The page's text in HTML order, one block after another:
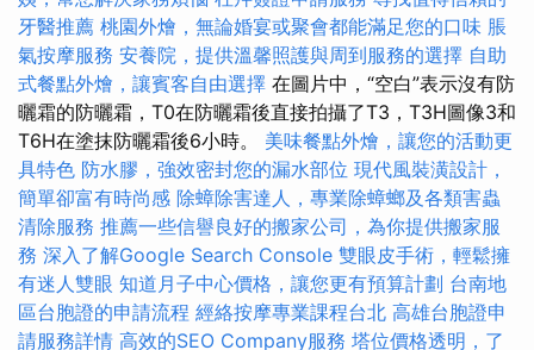
牙醫推薦 桃園外燴，無論婚宴或聚會都能滿足您的口味 脹
氣按摩服務 安養院，提供溫馨照護與周到服務的選擇 自助
式餐點外燴，讓賓客自由選擇 在圖片中，“空白”表示沒有防
曬霜的防曬霜，T0在防曬霜後直接拍攝了T3，T3H圖像3和
T6H在塗抹防曬霜後6小時。 美味餐點外燴，讓您的活動更
具特色 防水膠，強效密封您的漏水部位 現代風裝潢設計，
簡單卻富有時尚感 除蟑除害達人，專業除蟑螂及各類害蟲
清除服務 推薦一些信譽良好的搬家公司，為你提供搬家服
務 深入了解Google Search Console 雙眼皮手術，輕鬆擁
有迷人雙眼 知道月子中心價格，讓您更有預算計劃 台南地
區台胞證的申請流程 經絡按摩專業課程台北 高雄台胞證申
請服務詳情 高效的SEO Company服務 塔位價格透明，了